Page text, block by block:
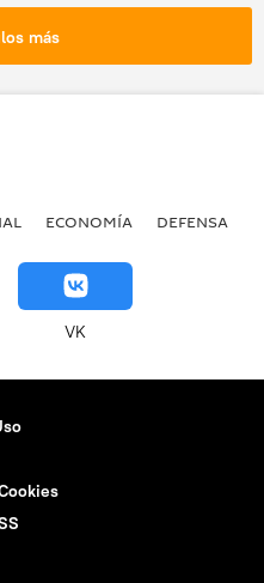
más
ECONOMÍA DEFENSA
VK